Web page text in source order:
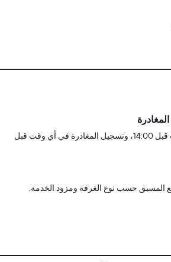
تسجيل الوصول في أي وقت قبل 14:00، وتسجيل المغادرة في أي وقت قبل
المسبق حسب نوع الغرفة ومزود الخدمة.